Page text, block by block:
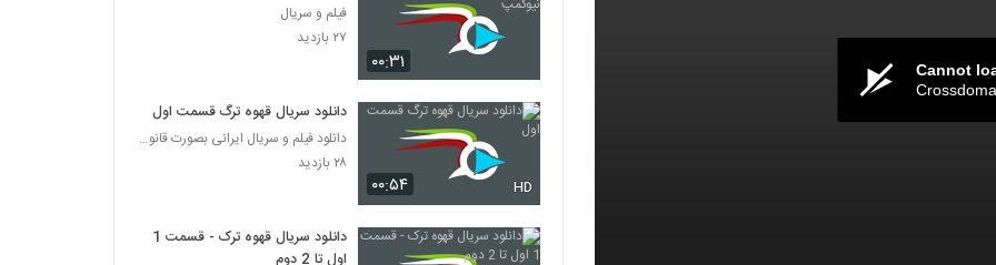
Cannot
۰۰:۳۱
فیلم و سریال
۲۷ بازدید
۰۰:۵۴ HD
دانلود سریال قهوه ترگ قسمت اول
دانلود فیلم و سریال ایرانی بصورت قانونی
۲۸ بازدید
دانلود سریال قهوه ترک - قسمت 1
اول تا 2 دوم